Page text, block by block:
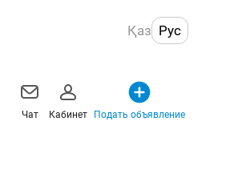
Қаз Рус
Чат Кабинет Подать объявление